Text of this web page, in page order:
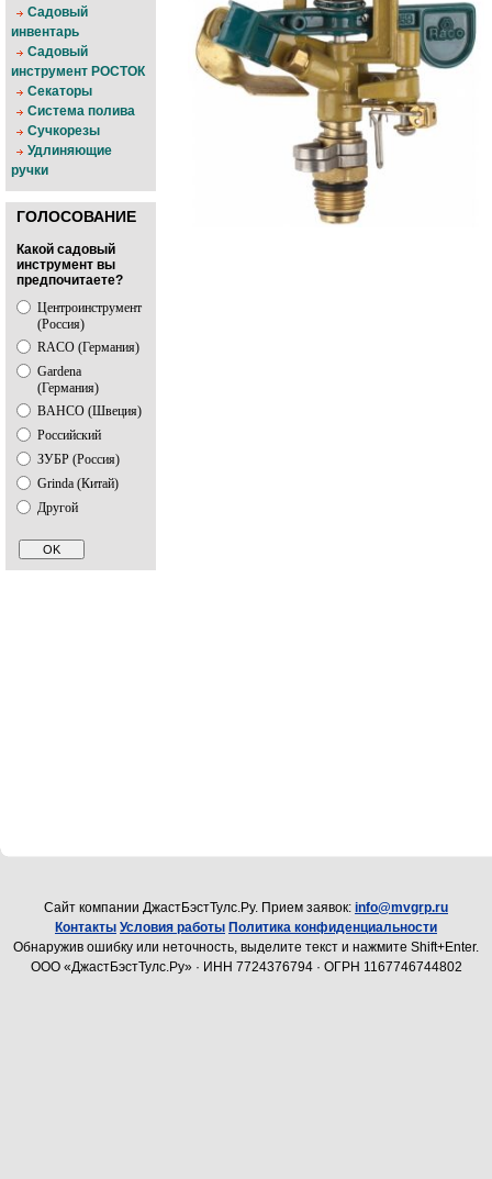
Садовый
инвентарь
Садовый
инструмент РОСТОК
Секаторы
Система полива
Сучкорезы
Удлиняющие
ручки
ГОЛОСОВАНИЕ
Какой садовый
инструмент вы
предпочитаете?
Центроинструмент
(Россия)
RACO (Германия)
Gardena
(Германия)
BAHCO (Швеция)
Российский
ЗУБР (Россия)
Grinda (Китай)
Другой
Cайт компании ДжастБэстТулс.Ру. Прием заявок: info@mvgrp.ru
Контакты Условия работы Политика конфиденциальности
Обнаружив ошибку или неточность, выделите текст и нажмите Shift+Enter.
ООО «ДжастБэстТулс.Ру» · ИНН 7724376794 · ОГРН 1167746744802